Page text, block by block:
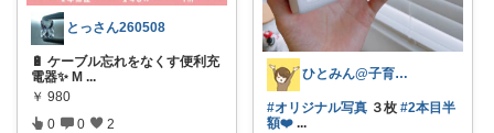
とっさん260508
🔋 ケーブル忘れをなくす便利充
電器✨ M ...
￥ 980
0 0 2
ひとみん@子育てと可愛いもの好き⚮̈
#オリジナル写真 ３枚 #2本目半
額❤️‍ ...